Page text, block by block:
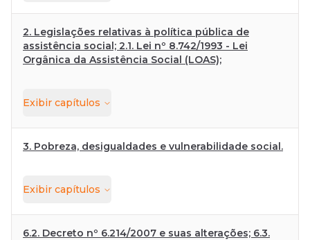
2. Legislações relativas à política pública de
assistência social; 2.1. Lei nº 8.742/1993 - Lei
Orgânica da Assistência Social (LOAS);
Exibir capítulos
3. Pobreza, desigualdades e vulnerabilidade social.
Exibir capítulos
6.2. Decreto nº 6.214/2007 e suas alterações; 6.3.